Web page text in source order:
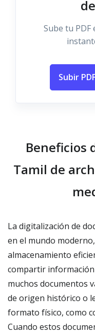
Sube tu PDF
Subir
Beneficios
Tamil de
La digitalización de
en el mundo
almacenamiento
compartir
muchos documentos
de origen histórico o
formato físico, como
Cuando estos